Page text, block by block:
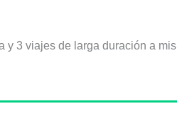
y 3 viajes de larga duración a mis